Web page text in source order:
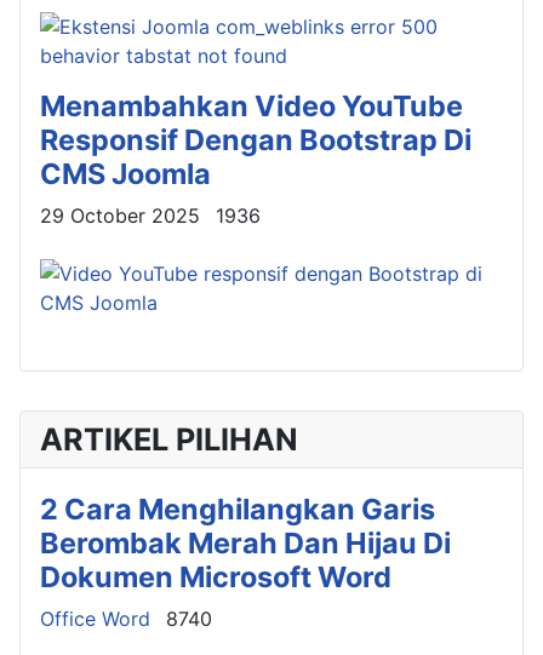
ARTIKEL PILIHAN
2 Cara Menghilangkan Garis
Berombak Merah Dan Hijau Di
Dokumen Microsoft Word
Details
Office Word 8740
Menambahkan Video YouTube
Responsif Dengan Bootstrap Di
CMS Joomla
Details
29 October 2025 1936